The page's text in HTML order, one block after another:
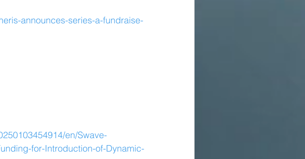
announces-series-a-fundraise-
en/Swave-
for-Introduction-of-Dynamic-